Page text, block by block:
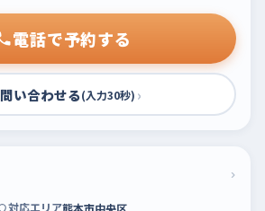
電話で予約する
問い合わせる(入力30秒) ›
›
対応エリア熊本市中央区